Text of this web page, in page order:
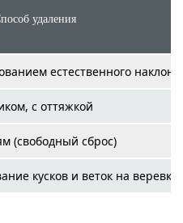
удаления
естественного наклона
с оттяжкой
(свободный сброс)
кусков и веток на веревку)